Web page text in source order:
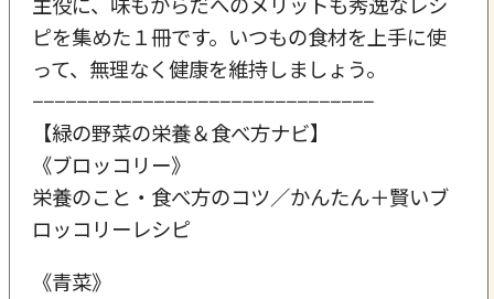
ピを集めた１冊です。いつもの食材を上手に使
って、無理なく健康を維持しましょう。
−−−−−−−−−−−−−−−−−−−−−−−−−−−−−−−
【緑の野菜の栄養＆食べ方ナビ】
《ブロッコリー》
栄養のこと・食べ方のコツ／かんたん＋賢いブ
ロッコリーレシピ
《青菜》